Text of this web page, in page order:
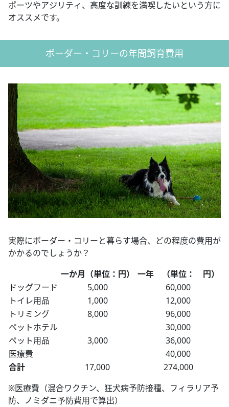
ポーツやアジリティ、高度な訓練を満喫したいという方に
オススメです。
ボーダー・コリーの年間飼育費用
実際にボーダー・コリーと暮らす場合、どの程度の費用が
かかるのでしょうか？
一か月（単位：円）
一年 （単位： 円）
ドッグフード
5,000
60,000
トイレ用品
1,000
12,000
トリミング
8,000
96,000
ペットホテル
30,000
ペット用品
3,000
36,000
医療費
40,000
合計
17,000
274,000
※医療費（混合ワクチン、狂犬病予防接種、フィラリア予
防、ノミダニ予防費用で算出）